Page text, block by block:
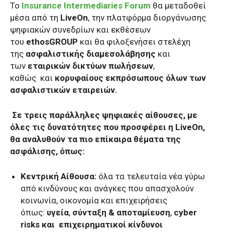
Το Insurance Intermediaries Forum θα μεταδοθεί
μέσα από τη LiveOn, την πλατφόρμα διοργάνωσης
ψηφιακών συνεδρίων και εκθέσεων
του ethosGROUP και θα φιλοξενήσει στελέχη
της ασφαλιστικής διαμεσολάβησης και
των εταιρικών δικτύων πωλήσεων,
καθώς και κορυφαίους εκπρόσωπους όλων των
ασφαλιστικών εταιρειών.
Σε τρεις παράλληλες ψηφιακές αίθουσες, με
όλες τις δυνατότητες που προσφέρει η LiveOn,
θα αναλυθούν τα πιο επίκαιρα θέματα της
ασφάλισης, όπως:
Κεντρική Αίθουσα: όλα τα τελευταία νέα γύρω
από κινδύνους και ανάγκες που απασχολούν
κοινωνία, οικονομία και επιχειρήσεις
όπως: υγεία, σύνταξη & αποταμίευση, cyber
risks και επιχειρηματικοί κίνδυνοι